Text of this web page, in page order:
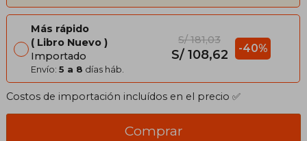
Más rápido
Libro Nuevo
Importado
Envío: 5 a 8 días háb.
S/ 181,03
S/ 108,62 -40%
Costos de importación incluídos en el precio ✅
Comprar